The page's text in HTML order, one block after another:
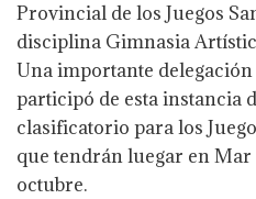
Provincial de los Juegos
disciplina Gimnasia
Una importante
participó de esta instancia
clasificatorio para los
que tendrán luegar en Mar
octubre.